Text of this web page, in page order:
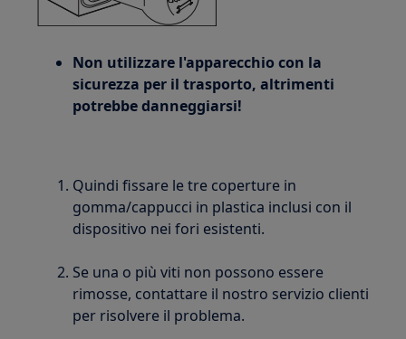
Non utilizzare l'apparecchio con la
sicurezza per il trasporto, altrimenti
potrebbe danneggiarsi!
Quindi fissare le tre coperture in
gomma/cappucci in plastica inclusi con il
dispositivo nei fori esistenti.
Se una o più viti non possono essere
rimosse, contattare il nostro servizio clienti
per risolvere il problema.